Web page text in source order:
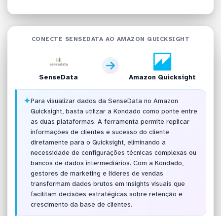
CONECTE SENSEDATA AO AMAZON QUICKSIGHT
SenseData Amazon Quicksight
✦Para visualizar dados da SenseData no Amazon
Quicksight, basta utilizar a Kondado como ponte entre
as duas plataformas. A ferramenta permite replicar
informações de clientes e sucesso do cliente
diretamente para o Quicksight, eliminando a
necessidade de configurações técnicas complexas ou
bancos de dados intermediários. Com a Kondado,
gestores de marketing e líderes de vendas
transformam dados brutos em insights visuais que
facilitam decisões estratégicas sobre retenção e
crescimento da base de clientes.